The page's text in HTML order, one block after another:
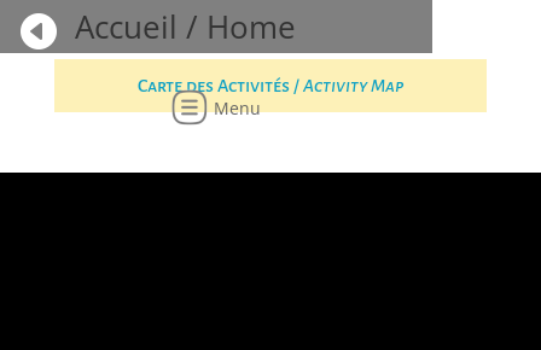
Carte des Activités /Activity Map
 Accueil / Home
Menu